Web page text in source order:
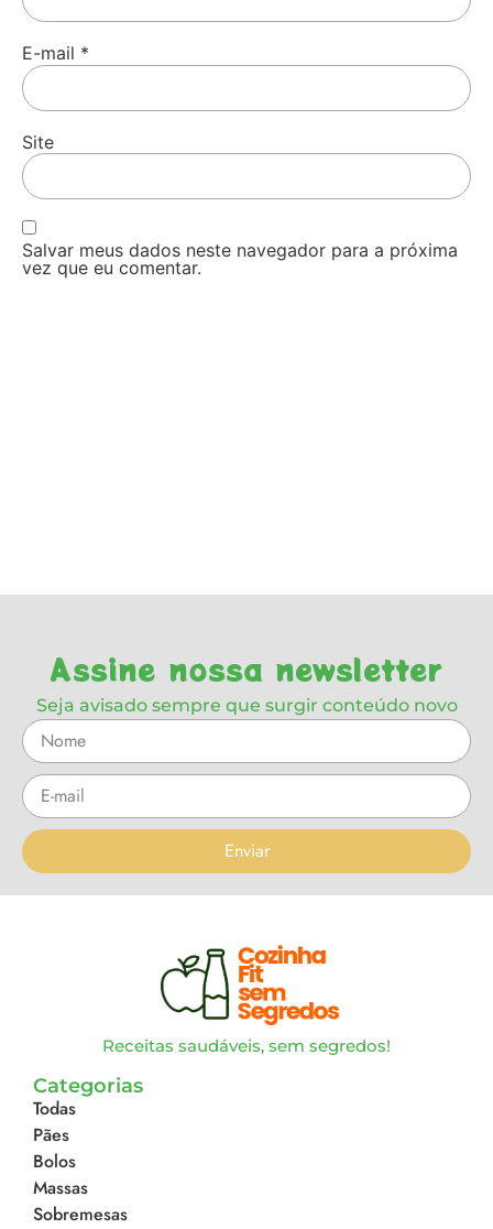
E-mail *
Site
Salvar meus dados neste navegador para a próxima
vez que eu comentar.
Assine nossa newsletter
Seja avisado sempre que surgir conteúdo novo
Enviar
Receitas saudáveis, sem segredos!
Categorias
Todas
Pães
Bolos
Massas
Sobremesas